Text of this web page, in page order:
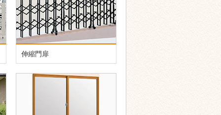
伸縮門扉